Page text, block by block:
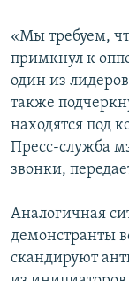
СПОРТ
МИР
БЛОГИ
ГОЛОСА
АРХИВ
Все сайты
«Мы требуем,
примкнул к
один из
также
находятся под
Пресс-служба
звонки,
Аналогичная
демонстранты
скандируют